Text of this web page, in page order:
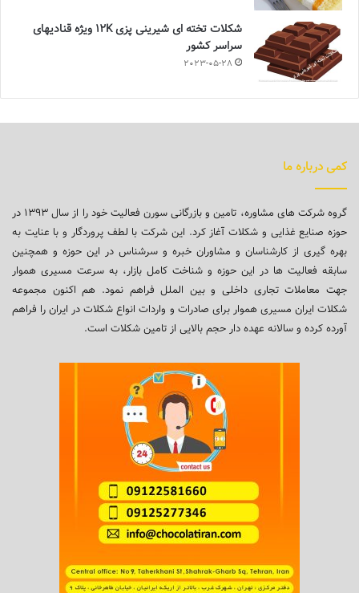
شکلات تخته ای شیرینی پزی 12K ویژه قنادیهای
سراسر کشور
2023-05-28
کمی درباره ما
گروه شرکت های مشاوره، تامین و بازرگانی سورن فعالیت خود را از سال ۱۳۹۳ در
حوزه صنایع غذایی و شکلات آغاز کرد. این شرکت با لطف پروردگار و با عنایت به
بهره گیری از کارشناسان و مشاوران خبره و سرشناس در این حوزه و همچنین
سابقه فعالیت ها در این حوزه و شناخت کامل بازار، به سرعت مسیری هموار
جهت معاملات تجاری داخلی و بین الملل فراهم نمود. هم اکنون مجموعه
شکلات ایران مسیری هموار برای صادرات و واردات انواع شکلات در ایران را فراهم
آورده کرده و سالانه عهده دار حجم بالایی از تامین شکلات است.